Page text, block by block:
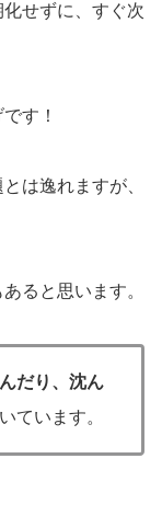
せずに、すぐ次
す！
は逸れますが、
ると思います。
だり、沈ん
ています。